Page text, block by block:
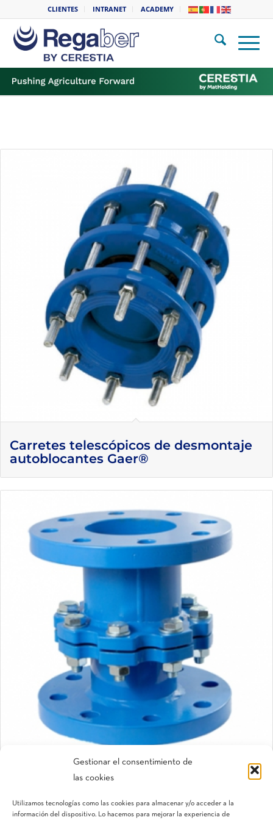
Gestionar el consentimiento de
las cookies
Utilizamos tecnologías como las cookies para almacenar y/o acceder a la
información del dispositivo. Lo hacemos para mejorar la experiencia de
CLIENTES INTRANET ACADEMY
Carretes telescópicos de desmontaje
autoblocantes Gaer®
Gaer®